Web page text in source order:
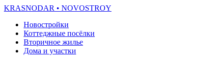
KRASNODAR • NOVOSTROY
Новостройки
Коттеджные посёлки
Вторичное жилье
Дома и участки